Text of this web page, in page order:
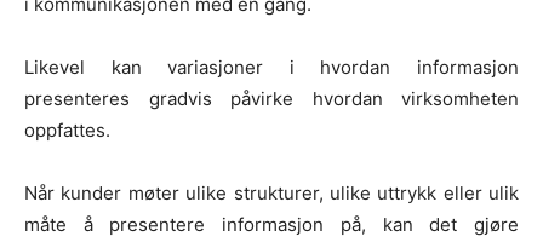
Likevel kan variasjoner i hvordan informasjon
presenteres gradvis påvirke hvordan virksomheten
oppfattes.
Når kunder møter ulike strukturer, ulike uttrykk eller ulik
måte å presentere informasjon på, kan det gjøre